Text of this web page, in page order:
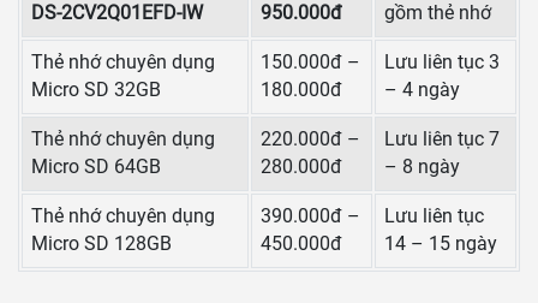
DS-2CV2Q01EFD-IW
950.000đ
gồm thẻ nhớ
Thẻ nhớ chuyên dụng
Micro SD 32GB
150.000đ –
180.000đ
Lưu liên tục 3
– 4 ngày
Thẻ nhớ chuyên dụng
Micro SD 64GB
220.000đ –
280.000đ
Lưu liên tục 7
– 8 ngày
Thẻ nhớ chuyên dụng
Micro SD 128GB
390.000đ –
450.000đ
Lưu liên tục
14 – 15 ngày